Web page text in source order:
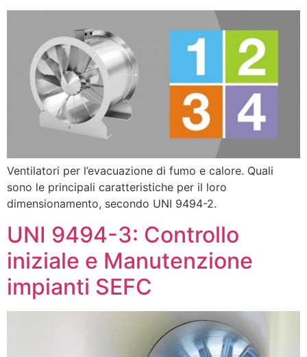
Ventilatori per l’evacuazione di fumo e calore. Quali
sono le principali caratteristiche per il loro
dimensionamento, secondo UNI 9494-2.
UNI 9494-3: Controllo
iniziale e Manutenzione
impianti SEFC